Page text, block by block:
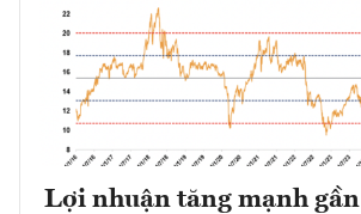
Lợi nhuận tăng mạnh